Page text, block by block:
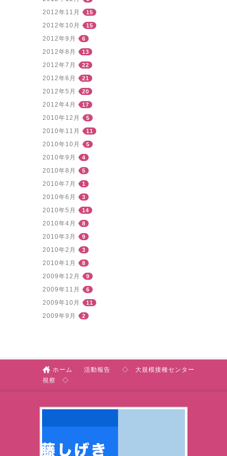
2012年11月 15
2012年10月 15
2012年9月 6
2012年8月 13
2012年7月 22
2012年6月 21
2012年5月 20
2012年4月 17
2010年12月 5
2010年11月 11
2010年10月 5
2010年9月 4
2010年8月 5
2010年7月 1
2010年6月 3
2010年5月 14
2010年4月 8
2010年3月 9
2010年2月 3
2010年1月 8
2009年12月 9
2009年11月 6
2009年10月 11
2009年9月 2
ホーム 活動報告
◇ 大規模接種センター
視察 ◇